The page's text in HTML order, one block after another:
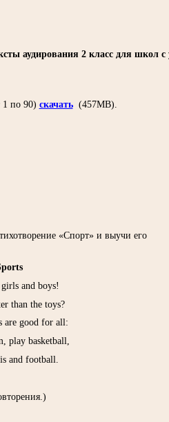
аудирования 2 класс для школ с
1 по 90) скачать (457MB).
«Спорт» и выучи его
and boys!
than the toys?
are good for all:
play basketball,
and football.